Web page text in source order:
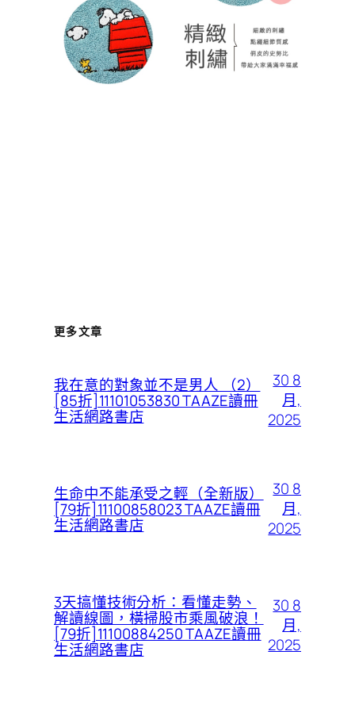
更多文章
我在意的對象並不是男人 （2）
[85折]11101053830 TAAZE讀冊
生活網路書店
30 8
月,
2025
生命中不能承受之輕（全新版）
[79折]11100858023 TAAZE讀冊
生活網路書店
30 8
月,
2025
3天搞懂技術分析：看懂走勢、
解讀線圖，橫掃股市乘風破浪！
[79折]11100884250 TAAZE讀冊
生活網路書店
30 8
月,
2025